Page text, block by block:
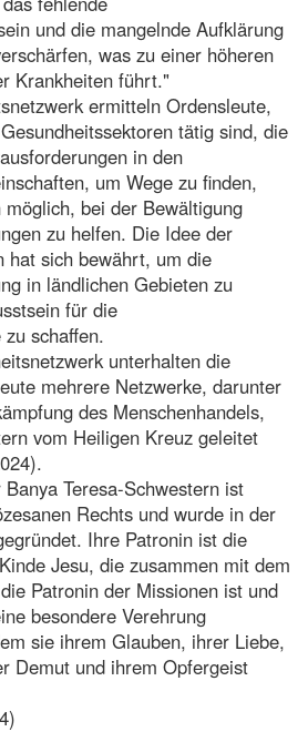
und die mangelnde Aufklärung
was zu einer höheren
Krankheiten führt."
ermitteln Ordensleute,
tätig sind, die
in den
um Wege zu finden,
bei der Bewältigung
zu helfen. Die Idee der
hat sich bewährt, um die
in ländlichen Gebieten zu
für die
schaffen.
unterhalten die
mehrere Netzwerke, darunter
des Menschenhandels,
vom Heiligen Kreuz geleitet
Teresa-Schwestern ist
Rechts und wurde in der
Ihre Patronin ist die
Jesu, die zusammen mit dem
Patronin der Missionen ist und
besondere Verehrung
sie ihrem Glauben, ihrer Liebe,
Demut und ihrem Opfergeist